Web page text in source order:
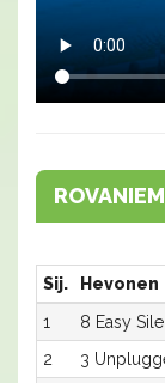
Sij. Hevonen
1
8 Easy
2
3